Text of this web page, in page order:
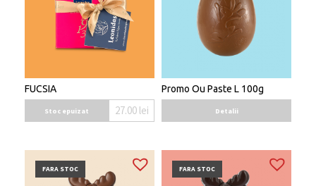
FUCSIA
Stoc epuizat 27.00 lei
Promo Ou Paste L 100g
Detalii
FARA STOC FARA STOC